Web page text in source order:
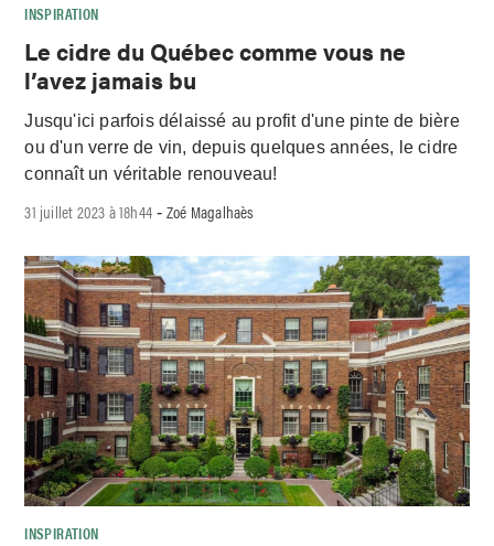
INSPIRATION
Le cidre du Québec comme vous ne
l’avez jamais bu
Jusqu'ici parfois délaissé au profit d'une pinte de bière
ou d'un verre de vin, depuis quelques années, le cidre
connaît un véritable renouveau!
31 juillet 2023 à 18h44 -Zoé Magalhaès
INSPIRATION